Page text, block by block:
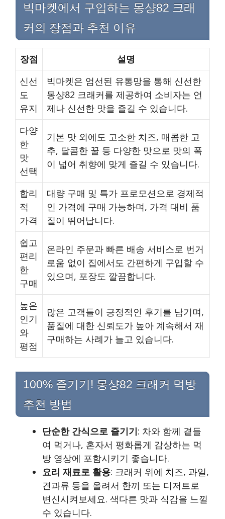
빅마켓에서 구입하는 몽샹82 크래
커의 장점과 추천 이유
장점
설명
신선
도
유지
빅마켓은 엄선된 유통망을 통해 신선한
몽샹82 크래커를 제공하여 소비자는 언
제나 신선한 맛을 즐길 수 있습니다.
다양
한
맛
선택
기본 맛 외에도 고소한 치즈, 매콤한 고
추, 달콤한 꿀 등 다양한 맛으로 맛의 폭
이 넓어 취향에 맞게 즐길 수 있습니다.
합리
적
가격
대량 구매 및 특가 프로모션으로 경제적
인 가격에 구매 가능하며, 가격 대비 품
질이 뛰어납니다.
쉽고
편리
한
구매
온라인 주문과 빠른 배송 서비스로 번거
로움 없이 집에서도 간편하게 구입할 수
있으며, 포장도 깔끔합니다.
높은
인기
와
평점
많은 고객들이 긍정적인 후기를 남기며,
품질에 대한 신뢰도가 높아 계속해서 재
구매하는 사례가 늘고 있습니다.
100% 즐기기! 몽샹82 크래커 먹방
추천 방법
단순한 간식으로 즐기기: 차와 함께 곁들
여 먹거나, 혼자서 평화롭게 감상하는 먹
방 영상에 포함시키기 좋습니다.
요리 재료로 활용: 크래커 위에 치즈, 과일,
견과류 등을 올려서 한끼 또는 디저트로
변신시켜보세요. 색다른 맛과 식감을 느낄
수 있습니다.